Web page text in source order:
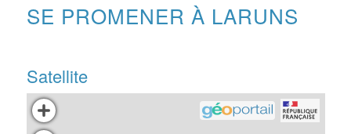
SE PROMENER À LARUNS
Satellite